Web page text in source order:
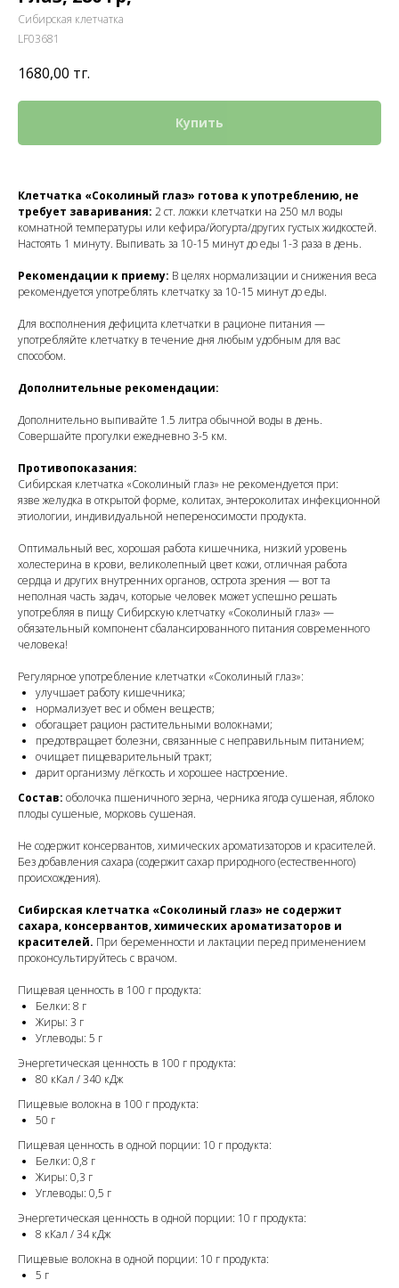
Сибирская клетчатка
LF03681
1680,00 тг.
Купить
Клетчатка «Соколиный глаз» готова к употреблению, не
требует заваривания: 2 ст. ложки клетчатки на 250 мл воды
комнатной температуры или кефира/йогурта/других густых жидкостей.
Настоять 1 минуту. Выпивать за 10-15 минут до еды 1-3 раза в день.
Рекомендации к приему: В целях нормализации и снижения веса
рекомендуется употреблять клетчатку за 10-15 минут до еды.
Для восполнения дефицита клетчатки в рационе питания —
употребляйте клетчатку в течение дня любым удобным для вас
способом.
Дополнительные рекомендации:
Дополнительно выпивайте 1.5 литра обычной воды в день.
Совершайте прогулки ежедневно 3-5 км.
Противопоказания:
Сибирская клетчатка «Соколиный глаз» не рекомендуется при:
язве желудка в открытой форме, колитах, энтероколитах инфекционной
этиологии, индивидуальной непереносимости продукта.
Оптимальный вес, хорошая работа кишечника, низкий уровень
холестерина в крови, великолепный цвет кожи, отличная работа
сердца и других внутренних органов, острота зрения — вот та
неполная часть задач, которые человек может успешно решать
употребляя в пищу Сибирскую клетчатку «Соколиный глаз» —
обязательный компонент сбалансированного питания современного
человека!
Регулярное употребление клетчатки «Соколиный глаз»:
улучшает работу кишечника;
нормализует вес и обмен веществ;
обогащает рацион растительными волокнами;
предотвращает болезни, связанные с неправильным питанием;
очищает пищеварительный тракт;
дарит организму лёгкость и хорошее настроение.
Состав: оболочка пшеничного зерна, черника ягода сушеная, яблоко
плоды сушеные, морковь сушеная.
Не содержит консервантов, химических ароматизаторов и красителей.
Без добавления сахара (содержит сахар природного (естественного)
происхождения).
Сибирская клетчатка «Соколиный глаз» не содержит
сахара, консервантов, химических ароматизаторов и
красителей. При беременности и лактации перед применением
проконсультируйтесь с врачом.
Пищевая ценность в 100 г продукта:
Белки: 8 г
Жиры: 3 г
Углеводы: 5 г
Энергетическая ценность в 100 г продукта:
80 кКал / 340 кДж
Пищевые волокна в 100 г продукта:
50 г
Пищевая ценность в одной порции: 10 г продукта:
Белки: 0,8 г
Жиры: 0,3 г
Углеводы: 0,5 г
Энергетическая ценность в одной порции: 10 г продукта:
8 кКал / 34 кДж
Пищевые волокна в одной порции: 10 г продукта:
5 г